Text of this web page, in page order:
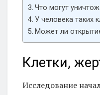
Что могут
У человека таких
Может ли
Клетки,
Исследование